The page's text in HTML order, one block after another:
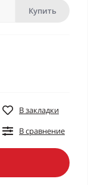
Купить
В закладки
В сравнение